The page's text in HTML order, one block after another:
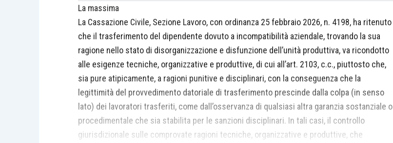
La massima
La Cassazione Civile, Sezione Lavoro, con ordinanza 25 febbraio 2026, n. 4198, ha ritenuto
che il trasferimento del dipendente dovuto a incompatibilità aziendale, trovando la sua
ragione nello stato di disorganizzazione e disfunzione dell’unità produttiva, va ricondotto
alle esigenze tecniche, organizzative e produttive, di cui all’art. 2103, c.c., piuttosto che,
sia pure atipicamente, a ragioni punitive e disciplinari, con la conseguenza che la
legittimità del provvedimento datoriale di trasferimento prescinde dalla colpa (in senso
lato) dei lavoratori trasferiti, come dall’osservanza di qualsiasi altra garanzia sostanziale o
procedimentale che sia stabilita per le sanzioni disciplinari. In tali casi, il controllo
giurisdizionale sulle comprovate ragioni tecniche, organizzative e produttive, che